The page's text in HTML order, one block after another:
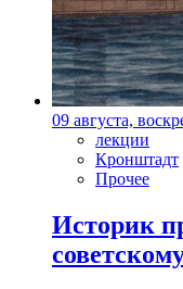
09 августа,
лекции
Кронштадт
Прочее
Историк